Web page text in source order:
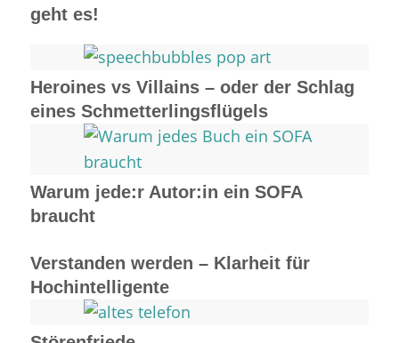
geht es!
Heroines vs Villains – oder der Schlag
eines Schmetterlingsflügels
Warum jede:r Autor:in ein SOFA
braucht
Verstanden werden – Klarheit für
Hochintelligente